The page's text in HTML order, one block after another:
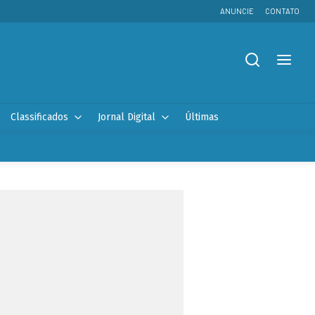
ANUNCIE CONTATO
Classificados Jornal Digital Últimas